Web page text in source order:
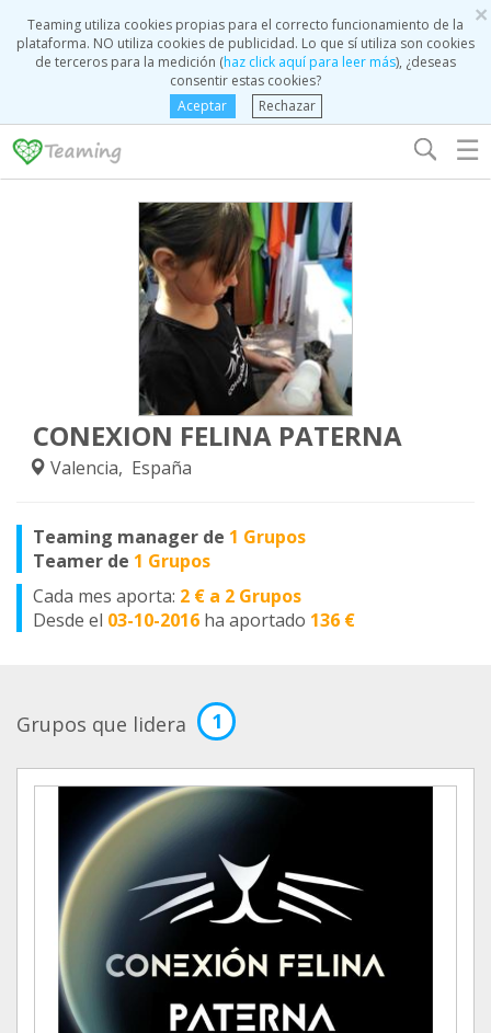
×
Teaming utiliza cookies propias para el correcto funcionamiento de la
plataforma. NO utiliza cookies de publicidad. Lo que sí utiliza son cookies
de terceros para la medición (haz click aquí para leer más), ¿deseas
consentir estas cookies?
Aceptar
Rechazar
☰
CONEXION FELINA PATERNA
Valencia, España
Teaming manager de 1 Grupos
Teamer de 1 Grupos
Cada mes aporta: 2 € a 2 Grupos
Desde el 03-10-2016 ha aportado 136 €
Grupos que lidera 1